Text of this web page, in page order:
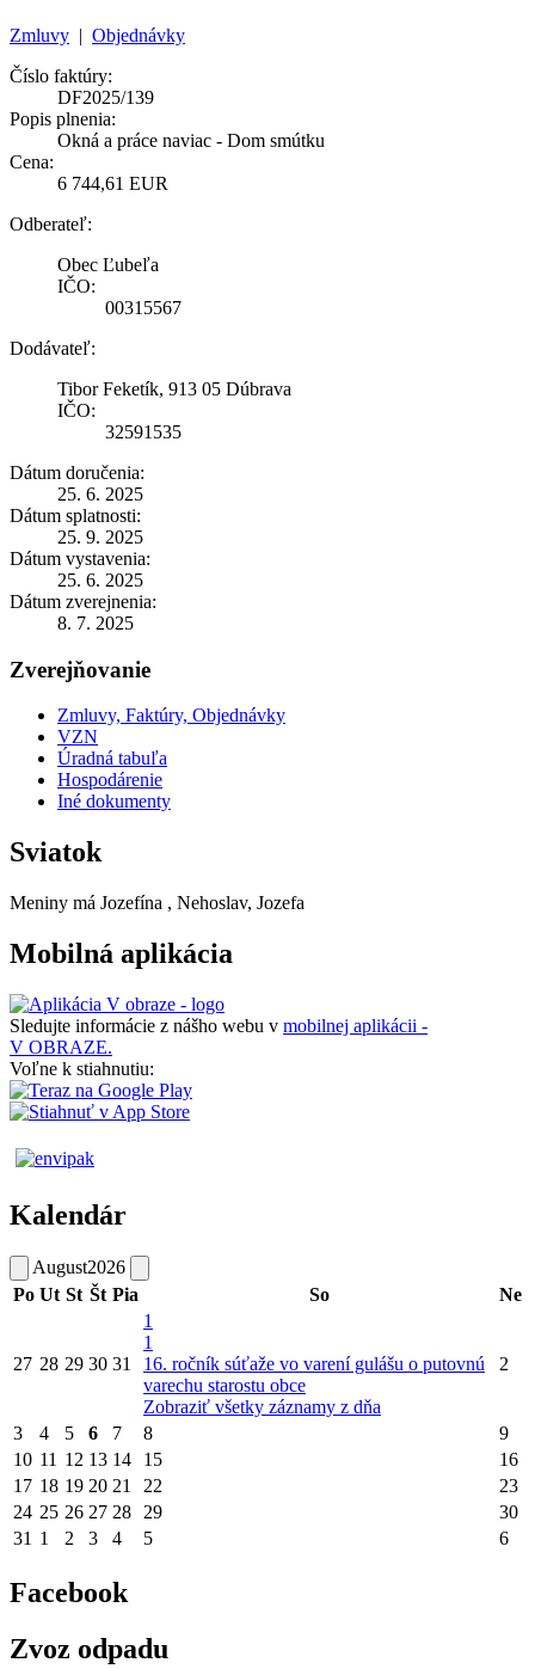
Zmluvy | Objednávky
Číslo faktúry:
DF2025/139
Popis plnenia:
Okná a práce naviac - Dom smútku
Cena:
6 744,61 EUR
Odberateľ:
Obec Ľubeľa
IČO:
00315567
Dodávateľ:
Tibor Feketík, 913 05 Dúbrava
IČO:
32591535
Dátum doručenia:
25. 6. 2025
Dátum splatnosti:
25. 9. 2025
Dátum vystavenia:
25. 6. 2025
Dátum zverejnenia:
8. 7. 2025
Zverejňovanie
Zmluvy, Faktúry, Objednávky
VZN
Úradná tabuľa
Hospodárenie
Iné dokumenty
Sviatok
Meniny má Jozefína , Nehoslav, Jozefa
Mobilná aplikácia
Sledujte informácie z nášho webu v mobilnej aplikácii -
V OBRAZE.
Voľne k stiahnutiu:
Kalendár
August2026
Po Ut St Št Pia So Ne
27 28 29 30 31
1
1
16. ročník súťaže vo varení gulášu o putovnú
varechu starostu obce
Zobraziť všetky záznamy z dňa
2
3 4 5 6 7 8
9
10 11 12 13 14 15
16
17 18 19 20 21 22
23
24 25 26 27 28 29
30
31 1 2 3 4 5 6
Facebook
Zvoz odpadu